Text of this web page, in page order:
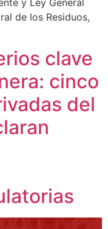
y Ley General
de los Residuos,
clave
cinco
del